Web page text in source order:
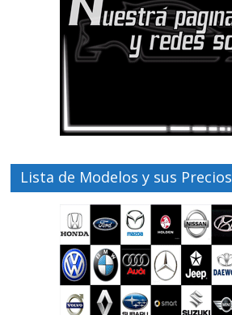
Lista de Modelos y sus Precios